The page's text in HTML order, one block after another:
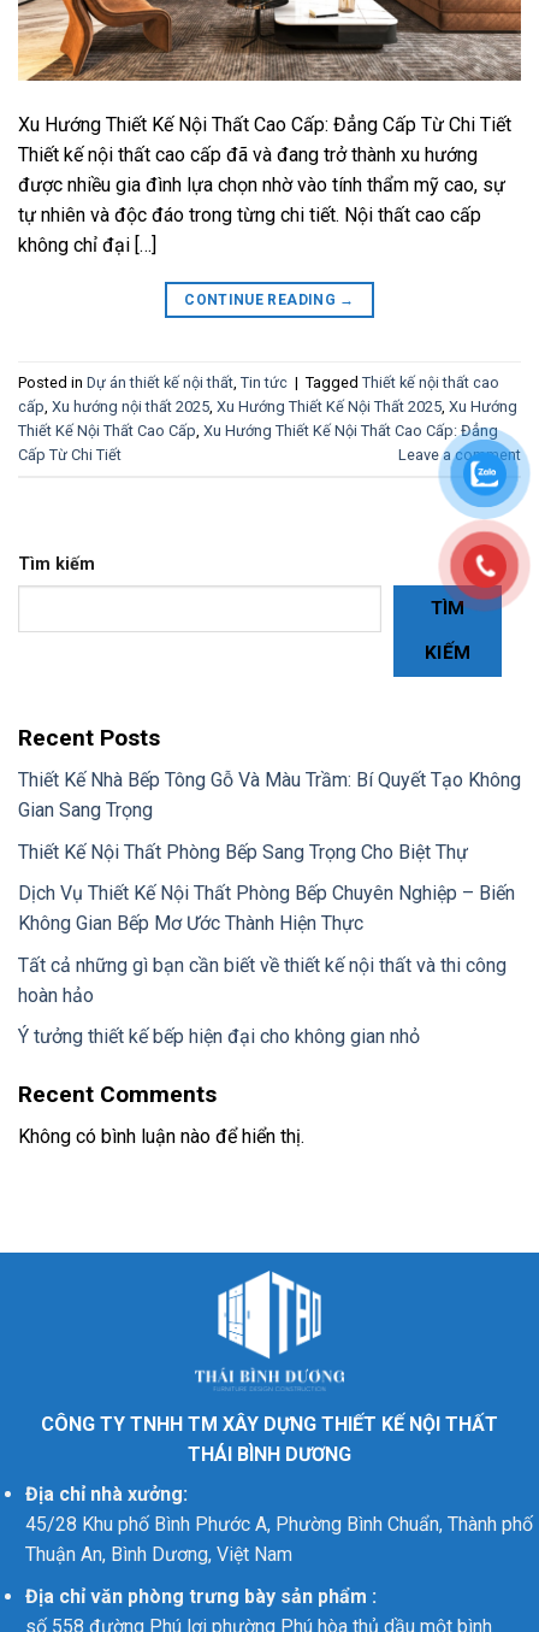
Xu Hướng Thiết Kế Nội Thất Cao Cấp: Đẳng Cấp Từ Chi Tiết
Thiết kế nội thất cao cấp đã và đang trở thành xu hướng
được nhiều gia đình lựa chọn nhờ vào tính thẩm mỹ cao, sự
tự nhiên và độc đáo trong từng chi tiết. Nội thất cao cấp
không chỉ đại […]
CONTINUE READING →
Posted in Dự án thiết kế nội thất Tin tức | Tagged Thiết kế nội thất cao
cấp Xu hướng nội thất 2025 Xu Hướng Thiết Kế Nội Thất 2025 Xu Hướng
Thiết Kế Nội Thất Cao Cấp Xu Hướng Thiết Kế Nội Thất Cao Cấp: Đẳng
Cấp Từ Chi Tiết
Leave a comment
Tìm kiếm
TÌM
KIẾM
Recent Posts
Thiết Kế Nhà Bếp Tông Gỗ Và Màu Trầm: Bí Quyết Tạo Không
Gian Sang Trọng
Thiết Kế Nội Thất Phòng Bếp Sang Trọng Cho Biệt Thự
Dịch Vụ Thiết Kế Nội Thất Phòng Bếp Chuyên Nghiệp – Biến
Không Gian Bếp Mơ Ước Thành Hiện Thực
Tất cả những gì bạn cần biết về thiết kế nội thất và thi công
hoàn hảo
Ý tưởng thiết kế bếp hiện đại cho không gian nhỏ
Recent Comments
Không có bình luận nào để hiển thị.
CÔNG TY TNHH TM XÂY DỰNG THIẾT KẾ NỘI THẤT
THÁI BÌNH DƯƠNG
Địa chỉ nhà xưởng:
45/28 Khu phố Bình Phước A, Phường Bình Chuẩn, Thành phố
Thuận An, Bình Dương, Việt Nam
Địa chỉ văn phòng trưng bày sản phẩm :
số 558 đường Phú lợi phường Phú hòa thủ dầu một bình